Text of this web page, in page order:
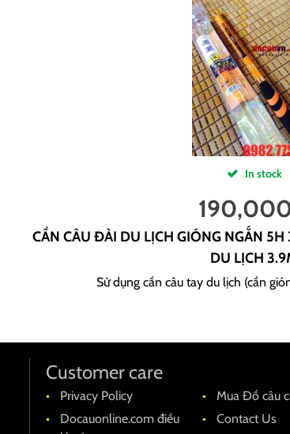
In stock
CẦN CÂU ĐÀI DU LỊCH GIÓNG NGẮN
DU LỊCH
Sử dụng cần câu tay du lịch (cần
Customer care
Privacy Policy
Mua Đồ câu
Docauonline.com điều
Contact Us